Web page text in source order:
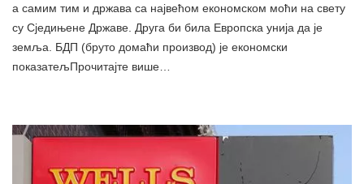
а самим тим и држава са највећом економском моћи на свету
су Сједињене Државе. Друга би била Европска унија да је
земља. БДП (бруто домаћи производ) је економски
показатељПрочитајте више…